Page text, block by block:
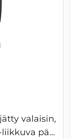
valaisin,
liikkuva pää